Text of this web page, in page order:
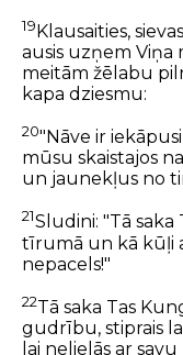
19Klausaities,
ausis uzņem Viņa
meitām žēlabu
kapa dziesmu:
20"Nāve ir
mūsu skaistajos
un jaunekļus no
21Sludini: "Tā saka
tīrumā un kā kūļi
nepacels!"
22Tā saka Tas
gudrību, stiprais
lai nelielās ar